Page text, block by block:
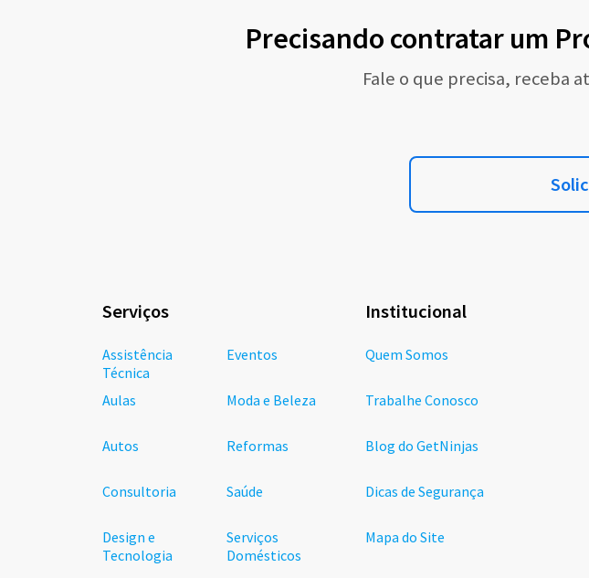
Precisando contratar um
Fale o que precisa, receba
Serviços
Assistência
Técnica
Aulas
Autos
Consultoria
Design e
Tecnologia
Eventos
Moda e Beleza
Reformas
Saúde
Serviços
Domésticos
Institucional
Quem Somos
Trabalhe Conosco
Blog do GetNinjas
Dicas de Segurança
Mapa do Site